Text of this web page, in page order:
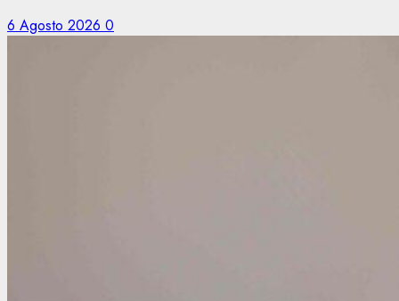
6 Agosto 2026 0